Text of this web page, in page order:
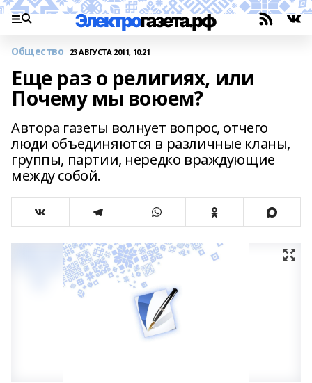
Общество 23 АВГУСТА 2011, 10:21
Еще раз о религиях, или
Почему мы воюем?
Автора газеты волнует вопрос, отчего
люди объединяются в различные кланы,
группы, партии, нередко враждующие
между собой.